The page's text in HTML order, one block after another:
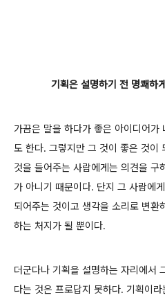
기획은 설명하기 전 명쾌하
가끔은 말을 하다가 좋은 아이디어가
도 한다. 그렇지만 그 것이 좋은 것이
것을 들어주는 사람에게는 의견을 구
가 아니기 때문이다. 단지 그 사람에
되어주는 것이고 생각을 소리로 변환
하는 처지가 될 뿐이다.
더군다나 기획을 설명하는 자리에서
다는 것은 프로답지 못하다. 기획이